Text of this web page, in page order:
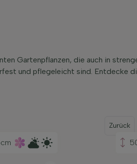
Gartenpflanzen, die auch in
und pflegeleicht sind. Entdecke
Zurück